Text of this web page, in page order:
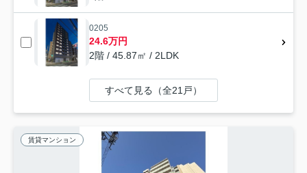
0205
24.6万円
2階 / 45.87㎡ / 2LDK
すべて見る（全21戸）
賃貸マンション